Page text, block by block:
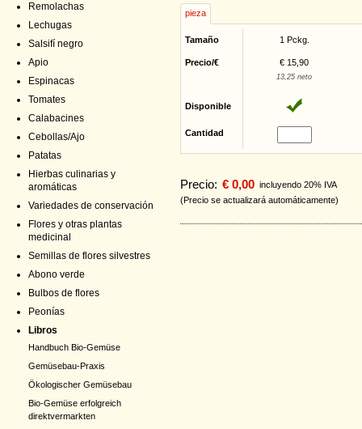
Remolachas
Lechugas
Salsifí negro
Apio
Espinacas
Tomates
Calabacines
Cebollas/Ajo
Patatas
Hierbas culinarias y
aromáticas
Variedades de conservación
Flores y otras plantas
medicinal
Semillas de flores silvestres
Abono verde
Bulbos de flores
Peonías
Libros
Handbuch Bio-Gemüse
Gemüsebau-Praxis
Ökologischer Gemüsebau
Bio-Gemüse erfolgreich
direktvermarkten
pieza
Tamaño 1 Pckg.
Precio/€ € 15,90
13,25 neto
Disponible
Cantidad
Precio: € 0,00 incluyendo 20% IVA
(Precio se actualizará automáticamente)